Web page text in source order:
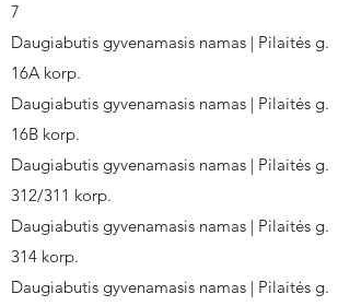
7
Daugiabutis gyvenamasis namas | Pilaitės g.
16A korp.
Daugiabutis gyvenamasis namas | Pilaitės g.
16B korp.
Daugiabutis gyvenamasis namas | Pilaitės g.
312/311 korp.
Daugiabutis gyvenamasis namas | Pilaitės g.
314 korp.
Daugiabutis gyvenamasis namas | Pilaitės g.